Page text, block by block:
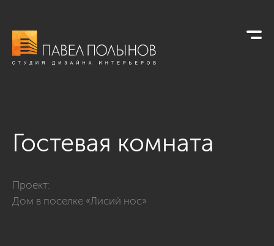
Гостевая комната
Проект:
Дом в поселке «Лисий нос»